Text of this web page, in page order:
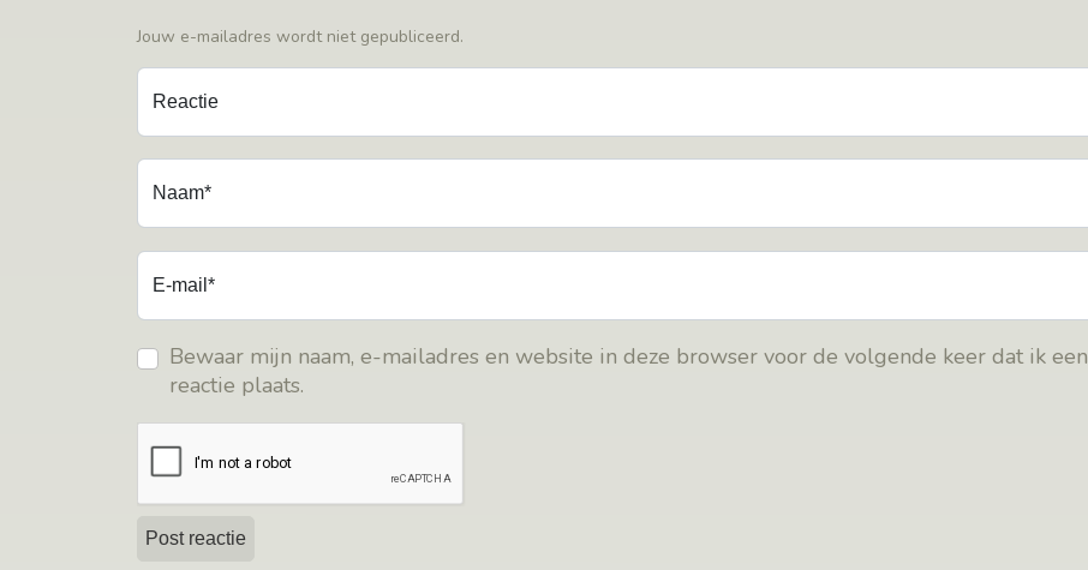
Jouw e-mailadres wordt niet gepubliceerd.
Reactie
Naam*
E-mail*
Bewaar mijn naam, e-mailadres en website in deze browser voor de volgende keer dat ik een
reactie plaats.